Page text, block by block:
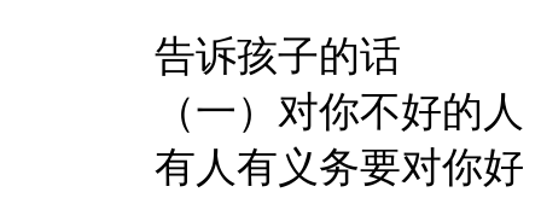
告诉孩子的话
（一）对你不好的
有人有义务要对你